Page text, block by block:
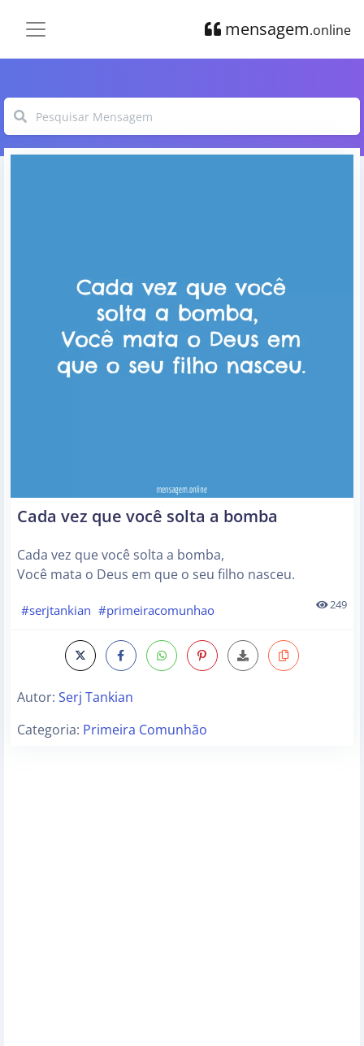
mensagem.online
Cada vez que você solta a bomba
Cada vez que você solta a bomba,
Você mata o Deus em que o seu filho nasceu.
#serjtankian #primeiracomunhao 249
Autor: Serj Tankian
Categoria: Primeira Comunhão